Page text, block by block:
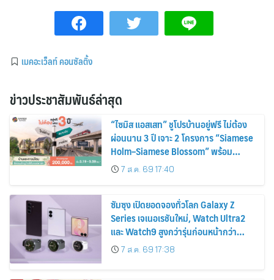
เมคอะเว็ลท์ คอนซัลติ้ง
ข่าวประชาสัมพันธ์ล่าสุด
“ไซมิส แอสเสท” ชูโปรบ้านอยู่ฟรี ไม่ต้อง
ผ่อนนาน 3 ปี เจาะ 2 โครงการ “Siamese
Holm–Siamese Blossom” พร้อม
ส่วนลดและสิทธิพิเศษถึง 31 สิงหาคม
2569
7 ส.ค. 69 17:40
ซัมซุง เปิดยอดจองทั่วโลก Galaxy Z
Series เจเนอเรชันใหม่, Watch Ultra2
และ Watch9 สูงกว่ารุ่นก่อนหน้ากว่า
30%7 ส.ค. 69 17:38